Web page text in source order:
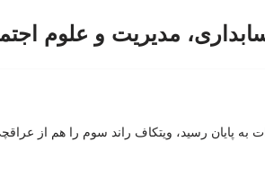
مدیریت و علوم
به پایان رسید، ویتکاف راند سوم را هم از